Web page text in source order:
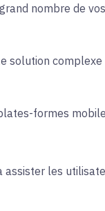
nombre de
solution
formes
assister les